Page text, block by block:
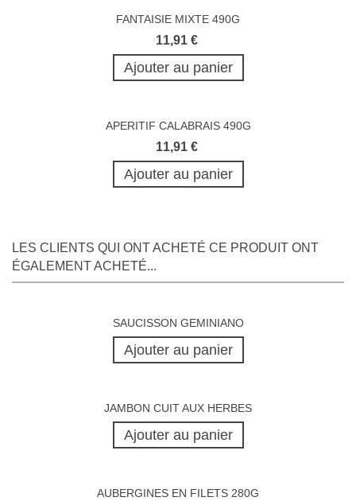
FANTAISIE MIXTE 490G
11,91 €
Ajouter au panier
APERITIF CALABRAIS 490G
11,91 €
Ajouter au panier
LES CLIENTS QUI ONT ACHETÉ CE PRODUIT ONT
ÉGALEMENT ACHETÉ...
SAUCISSON GEMINIANO
Ajouter au panier
JAMBON CUIT AUX HERBES
Ajouter au panier
AUBERGINES EN FILETS 280G